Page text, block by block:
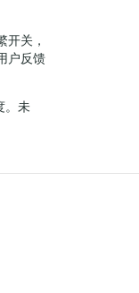
开关，
户反馈
。未